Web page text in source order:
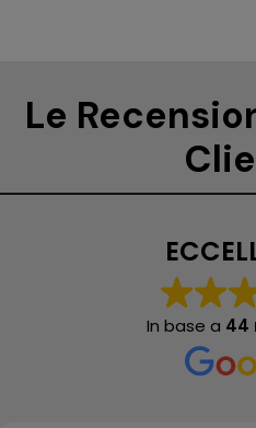
Le
In base a 44